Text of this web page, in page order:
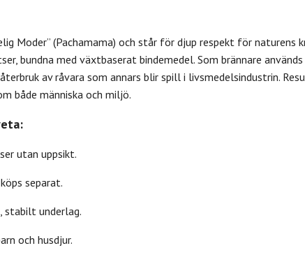
Moder” (Pachamama) och står för djup respekt för
bundna med växtbaserat bindemedel. Som brännare
av råvara som annars blir spill i livsmedelsindustrin.
både människa och miljö.
utan uppsikt.
separat.
stabilt underlag.
och husdjur.